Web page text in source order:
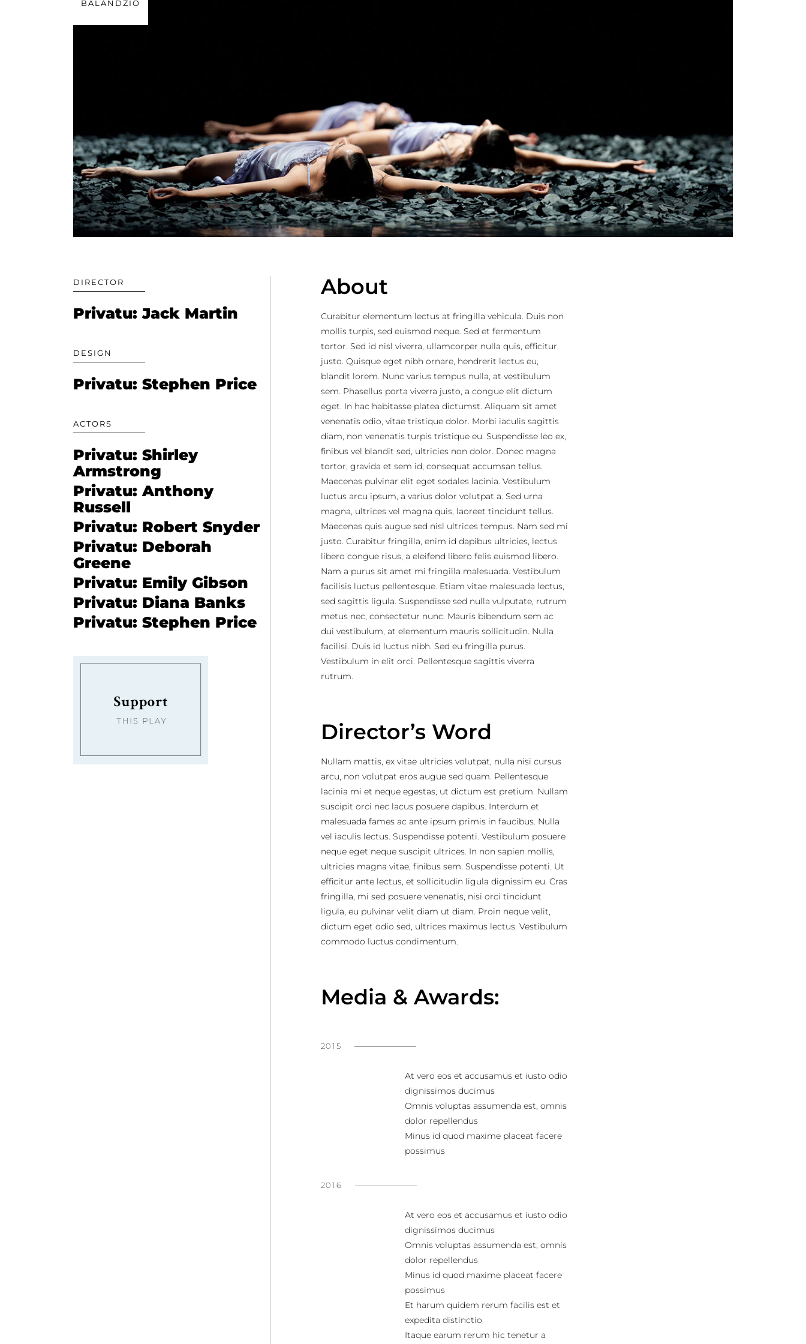
BALANDŽIO
DIRECTOR
Privatu: Jack Martin
DESIGN
Privatu: Stephen Price
ACTORS
Privatu: Shirley
Armstrong
Privatu: Anthony
Russell
Privatu: Robert Snyder
Privatu: Deborah
Greene
Privatu: Emily Gibson
Privatu: Diana Banks
Privatu: Stephen Price
About
Curabitur elementum lectus at fringilla vehicula. Duis non
mollis turpis, sed euismod neque. Sed et fermentum
tortor. Sed id nisl viverra, ullamcorper nulla quis, efficitur
justo. Quisque eget nibh ornare, hendrerit lectus eu,
blandit lorem. Nunc varius tempus nulla, at vestibulum
sem. Phasellus porta viverra justo, a congue elit dictum
eget. In hac habitasse platea dictumst. Aliquam sit amet
venenatis odio, vitae tristique dolor. Morbi iaculis sagittis
diam, non venenatis turpis tristique eu. Suspendisse leo ex,
finibus vel blandit sed, ultricies non dolor. Donec magna
tortor, gravida et sem id, consequat accumsan tellus.
Maecenas pulvinar elit eget sodales lacinia. Vestibulum
luctus arcu ipsum, a varius dolor volutpat a. Sed urna
magna, ultrices vel magna quis, laoreet tincidunt tellus.
Maecenas quis augue sed nisl ultrices tempus. Nam sed mi
justo. Curabitur fringilla, enim id dapibus ultricies, lectus
libero congue risus, a eleifend libero felis euismod libero.
Nam a purus sit amet mi fringilla malesuada. Vestibulum
facilisis luctus pellentesque. Etiam vitae malesuada lectus,
sed sagittis ligula. Suspendisse sed nulla vulputate, rutrum
metus nec, consectetur nunc. Mauris bibendum sem ac
dui vestibulum, at elementum mauris sollicitudin. Nulla
facilisi. Duis id luctus nibh. Sed eu fringilla purus.
Vestibulum in elit orci. Pellentesque sagittis viverra
rutrum.
Director’s Word
Nullam mattis, ex vitae ultricies volutpat, nulla nisi cursus
arcu, non volutpat eros augue sed quam. Pellentesque
lacinia mi et neque egestas, ut dictum est pretium. Nullam
suscipit orci nec lacus posuere dapibus. Interdum et
malesuada fames ac ante ipsum primis in faucibus. Nulla
vel iaculis lectus. Suspendisse potenti. Vestibulum posuere
neque eget neque suscipit ultrices. In non sapien mollis,
ultricies magna vitae, finibus sem. Suspendisse potenti. Ut
efficitur ante lectus, et sollicitudin ligula dignissim eu. Cras
fringilla, mi sed posuere venenatis, nisi orci tincidunt
ligula, eu pulvinar velit diam ut diam. Proin neque velit,
dictum eget odio sed, ultrices maximus lectus. Vestibulum
commodo luctus condimentum.
Media & Awards:
2015
At vero eos et accusamus et iusto odio
dignissimos ducimus
Omnis voluptas assumenda est, omnis
dolor repellendus
Minus id quod maxime placeat facere
possimus
2016
At vero eos et accusamus et iusto odio
dignissimos ducimus
Omnis voluptas assumenda est, omnis
dolor repellendus
Minus id quod maxime placeat facere
possimus
Et harum quidem rerum facilis est et
expedita distinctio
Itaque earum rerum hic tenetur a